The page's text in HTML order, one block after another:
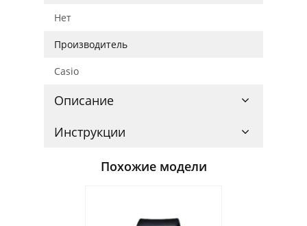
Нет
Производитель
Casio
Описание
Инструкции
Похожие модели